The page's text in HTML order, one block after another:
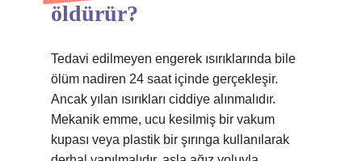
öldürür?
Tedavi edilmeyen engerek ısırıklarında bile
ölüm nadiren 24 saat içinde gerçekleşir.
Ancak yılan ısırıkları ciddiye alınmalıdır.
Mekanik emme, ucu kesilmiş bir vakum
kupası veya plastik bir şırınga kullanılarak